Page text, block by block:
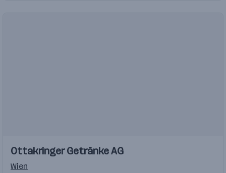
Einblicke
Ottakringer Getränke AG
Wien